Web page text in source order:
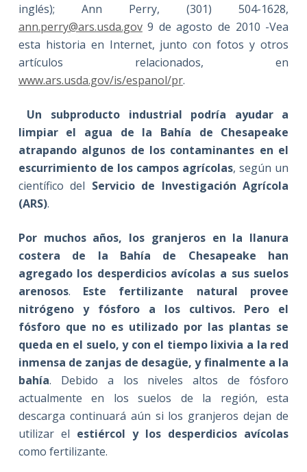
inglés); Ann Perry, (301) 504-1628,
ann.perry@ars.usda.gov9 de agosto de 2010 -Vea
esta historia en Internet, junto con fotos y otros
artículos relacionados, en
www.ars.usda.gov/is/espanol/pr.
Un subproducto industrial podría ayudar a
limpiar el agua de la Bahía de Chesapeake
atrapando algunos de los contaminantes en el
escurrimiento de los campos agrícolas, según un
científico del Servicio de Investigación Agrícola
(ARS).
Por muchos años, los granjeros en la llanura
costera de la Bahía de Chesapeake han
agregado los desperdicios avícolas a sus suelos
arenosos. Este fertilizante natural provee
nitrógeno y fósforo a los cultivos. Pero el
fósforo que no es utilizado por las plantas se
queda en el suelo, y con el tiempo lixivia a la red
inmensa de zanjas de desagüe, y finalmente a la
bahía. Debido a los niveles altos de fósforo
actualmente en los suelos de la región, esta
descarga continuará aún si los granjeros dejan de
utilizar el estiércol y los desperdicios avícolas
como fertilizante.